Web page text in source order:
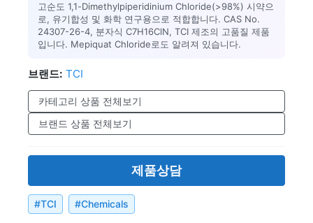
고순도 1,1-Dimethylpiperidinium Chloride(>98%) 시약으
로, 유기합성 및 화학 연구용으로 적합합니다. CAS No.
24307-26-4, 분자식 C7H16ClN, TCI 제조의 고품질 제품
입니다. Mepiquat Chloride로도 알려져 있습니다.
브랜드: TCI
카테고리 상품 전체보기
브랜드 상품 전체보기
제품상담
#TCI #Chemicals